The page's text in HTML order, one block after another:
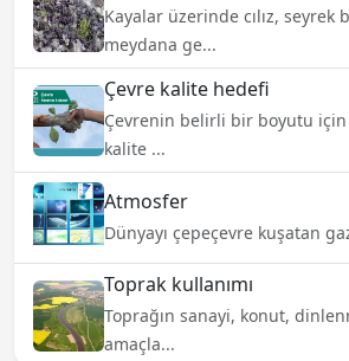
Kayalar üzerinde cılız, seyrek
meydana ge...
Çevre kalite hedefi
Çevrenin belirli bir boyutu
kalite ...
Atmosfer
Dünyayı çepeçevre kuşatan
Toprak kullanımı
Toprağın sanayi, konut,
amaçla...